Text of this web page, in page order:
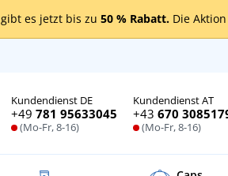
gibt es jetzt bis zu 50 % Rabatt. Die
Kundendienst DE
+49 781 95633045
(Mo-Fr, 8-16)
Kundendienst AT
+43 670
(Mo-Fr, 8-16)